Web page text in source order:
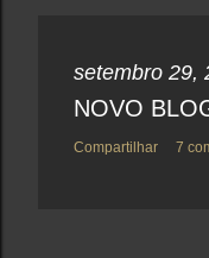
setembro 29,
NOVO
Compartilhar 7